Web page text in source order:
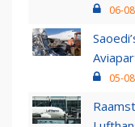
06-
05-